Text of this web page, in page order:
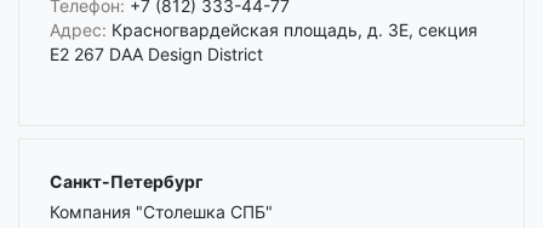
Телефон: +7 (812) 333-44-77
Адрес: Красногвардейская площадь, д. 3Е, секция
Е2 267 DAA Design District
Санкт-Петербург
Компания "Столешка СПБ"